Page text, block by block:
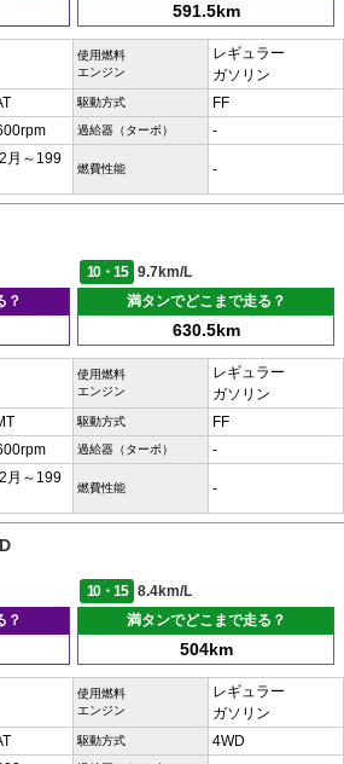
591.5km
使用燃料
エンジン
レギュラー
ガソリン
駆動方式 FF
過給器（ターボ） -
月～199
燃費性能 -
10・15
9.7km/L
？
満タンでどこまで走る？
630.5km
使用燃料
エンジン
レギュラー
ガソリン
駆動方式 FF
過給器（ターボ） -
月～199
燃費性能 -
10・15
8.4km/L
？
満タンでどこまで走る？
504km
使用燃料
エンジン
レギュラー
ガソリン
駆動方式 4WD